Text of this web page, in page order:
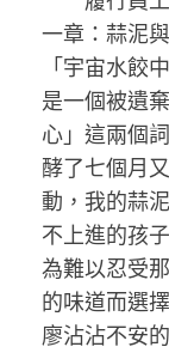
一章：蒜泥
「宇宙水餃
是一個被遺
心」這兩個
酵了七個月
動，我的蒜
不上進的孩
為難以忍受
的味道而選
廖沾沾不安